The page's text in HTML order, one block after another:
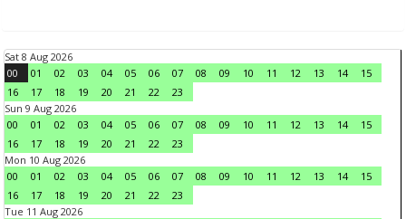
Sat 8 Aug 2026
00
01 02 03 04 05 06 07 08 09 10 11 12 13 14
15
16
17 18 19 20 21 22
23
Sun 9 Aug 2026
00
01 02 03 04 05 06 07 08 09 10 11 12 13 14
15
16
17 18 19 20 21 22
23
Mon 10 Aug 2026
00
01 02 03 04 05 06 07 08 09 10 11 12 13 14
15
16
17 18 19 20 21 22
23
Tue 11 Aug 2026